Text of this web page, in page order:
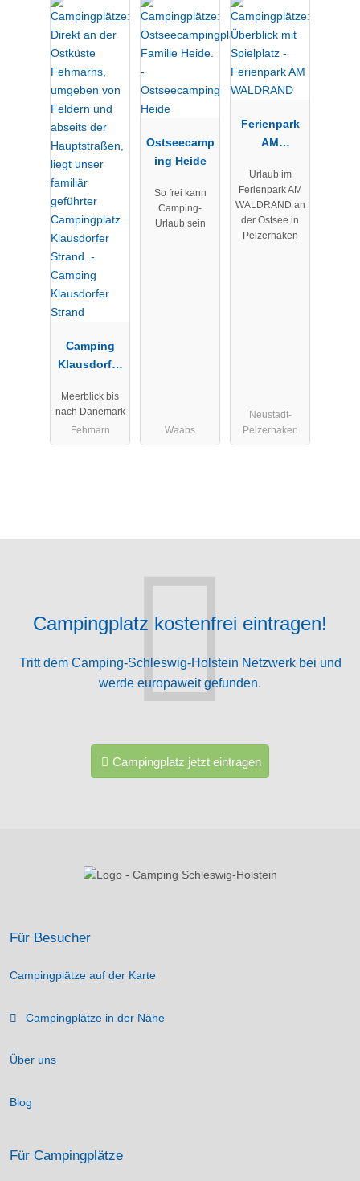
Camping
Klausdorfer
Meerblick bis
nach Dänemark
Fehmarn
Ostseecamp
ing Heide
So frei kann
Camping-
Urlaub sein
Waabs
Ferienpark
AM
Urlaub im
Ferienpark AM
WALDRAND an
der Ostsee in
Pelzerhaken
Neustadt-
Pelzerhaken
Campingplatz kostenfrei eintragen!
Tritt dem Camping-Schleswig-Holstein Netzwerk bei und
werde europaweit gefunden.
Campingplatz jetzt eintragen
Für Besucher
Campingplätze auf der Karte
Campingplätze in der Nähe
Über uns
Blog
Für Campingplätze